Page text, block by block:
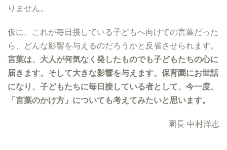
りません。
仮に、これが毎日接している子どもへ向けての言葉だった
ら、どんな影響を与えるのだろうかと反省させられます。
言葉は、大人が何気なく発したものでも子どもたちの心に
届きます。そして大きな影響を与えます。保育園にお世話
になり、子どもたちに毎日接している者として、今一度、
「言葉のかけ方」についても考えてみたいと思います。
園長 中村洋志